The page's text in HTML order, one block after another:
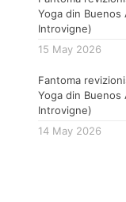
Yoga din
Introvigne)
15 May 2026
Fantoma
Yoga din
Introvigne)
14 May 2026